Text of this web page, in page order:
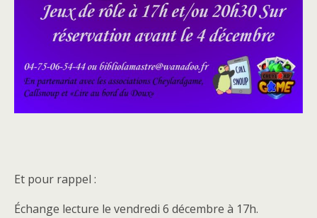
Et pour rappel :
Échange lecture le vendredi 6 décembre à 17h.